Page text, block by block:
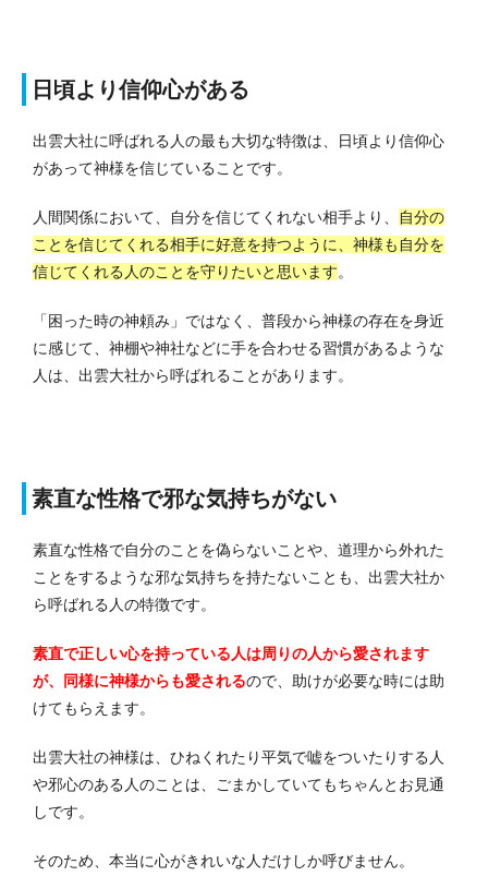
日頃より信仰心がある
出雲大社に呼ばれる人の最も大切な特徴は、日頃より信仰心
があって神様を信じていることです。
人間関係において、自分を信じてくれない相手より、
自分の
ことを信じてくれる相手に好意を持つように、神様も自分を
信じてくれる人のことを守りたいと思います。
「困った時の神頼み」ではなく、普段から神様の存在を身近
に感じて、神棚や神社などに手を合わせる習慣があるような
人は、出雲大社から呼ばれることがあります。
素直な性格で邪な気持ちがない
素直な性格で自分のことを偽らないことや、道理から外れた
ことをするような邪な気持ちを持たないことも、出雲大社か
ら呼ばれる人の特徴です。
素直で正しい心を持っている人は周りの人から愛されます
が、同様に神様からも愛されるので、助けが必要な時には助
けてもらえます。
出雲大社の神様は、ひねくれたり平気で嘘をついたりする人
や邪心のある人のことは、ごまかしていてもちゃんとお見通
しです。
そのため、本当に心がきれいな人だけしか呼びません。